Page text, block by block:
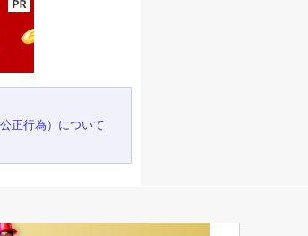
正行為）について